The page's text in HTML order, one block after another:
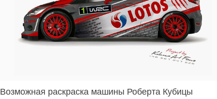
Возможная раскраска машины Роберта Кубицы